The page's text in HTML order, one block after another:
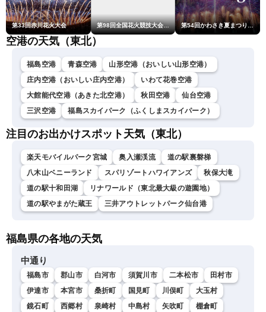
第33回赤川花火大会 第98回全国花火競技大会「大曲の花火」 第54回かわさき夏まつり花火大会「おらが自慢のでっかい花火」
空港の天気（東北）
福島空港 青森空港
山形空港（おいしい山形空港）
庄内空港（おいしい庄内空港）
いわて花巻空港
大館能代空港（あきた北空港）
秋田空港
仙台空港
三沢空港
福島スカイパーク（ふくしまスカイパーク）
注目のお出かけスポット天気（東北）
楽天モバイルパーク宮城 奥入瀬渓流
道の駅裏磐梯
八木山ベニーランド
スパリゾートハワイアンズ
秋保大滝
道の駅十和田湖
リナワールド（東北最大級の遊園地）
道の駅やまがた蔵王
三井アウトレットパーク仙台港
福島県の各地の天気
中通り
福島市 郡山市 白河市 須賀川市 二本松市
田村市
伊達市
本宮市 桑折町 国見町 川俣町
大玉村
鏡石町
西郷村 泉崎村 中島村 矢吹町 棚倉町